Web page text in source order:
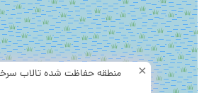
منطقه حفاظت شده تالاب ×